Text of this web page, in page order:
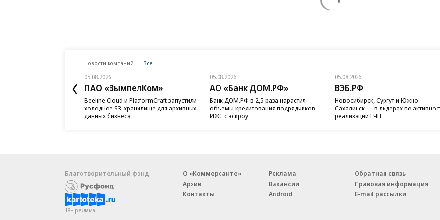
Новости компаний Все
05.08.2026
ПАО «ВымпелКом»
Beeline Cloud и PlatformCraft запустили
холодное S3-хранилище для архивных
данных бизнеса
05.08.2026
АО «Банк ДОМ.РФ»
Банк ДОМ.РФ в 2,5 раза нарастил
объемы кредитования подрядчиков
ИЖС с эскроу
05.08.2026
ВЭБ.РФ
Новосибирск, Сургут и Южно-
Сахалинск — в лидерах по
реализации ГЧП
Благотворительный фонд
18+ реклама
О «Коммерсанте»
Архив
Контакты
Реклама
Вакансии
Android
Обратная связь
Правовая информация
E-mail рассылки